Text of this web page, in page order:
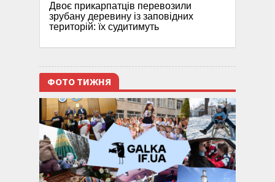
Двоє прикарпатців перевозили
зрубану деревину із заповідних
територій: їх судитимуть
ФОТО ТИЖНЯ